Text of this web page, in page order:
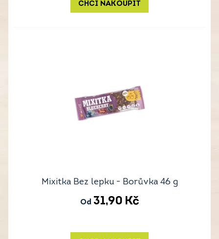
CHCI NAKOUPIT
Mixitka Bez lepku - Borůvka 46 g
Od 31,90 Kč